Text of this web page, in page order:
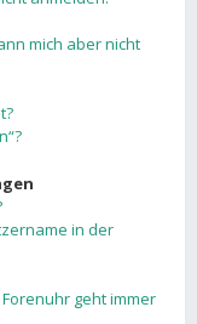
mich aber nicht
in der
geht immer